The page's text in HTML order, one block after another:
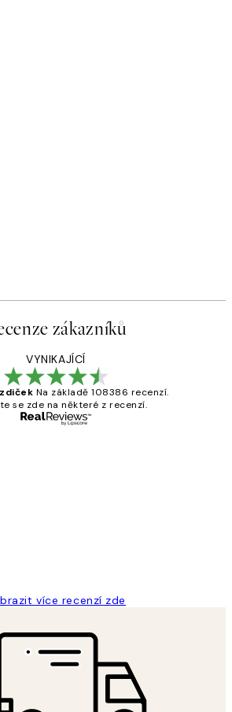
zákazníků
VYNIKAJÍCÍ
Na základě 108386 recenzí.
se zde na některé z recenzí.
více recenzí zde